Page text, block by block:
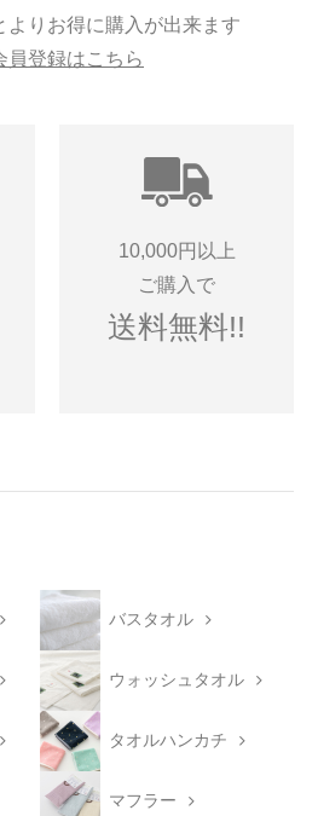
よりお得に購入が出来ます
員登録はこちら
10,000円以上
ご購入で
送料無料!!
バスタオル
ウォッシュタオル
タオルハンカチ
マフラー